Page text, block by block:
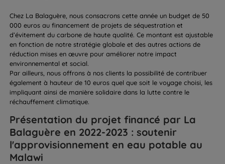
Chez La Balaguère, nous consacrons cette année un budget de 50
000 euros au financement de projets de séquestration et
d’évitement du carbone de haute qualité. Ce montant est ajustable
en fonction de notre stratégie globale et des autres actions de
réduction mises en œuvre pour améliorer notre impact
environnemental et social.
Par ailleurs, nous offrons à nos clients la possibilité de contribuer
également à hauteur de 10 euros quel que soit le voyage choisi, les
impliquant ainsi de manière solidaire dans la lutte contre le
réchauffement climatique.
Présentation du projet financé par La
Balaguère en 2022-2023 : soutenir
l'approvisionnement en eau potable au
Malawi